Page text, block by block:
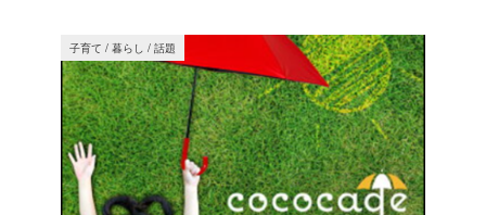
子育て / 暮らし / 話題